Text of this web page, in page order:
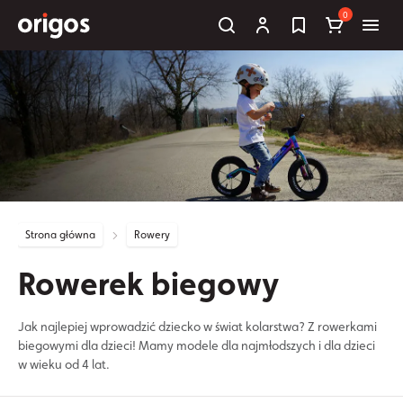
0
Strona główna Rowery
Rowerek biegowy
Jak najlepiej wprowadzić dziecko w świat kolarstwa? Z rowerkami
biegowymi dla dzieci! Mamy modele dla najmłodszych i dla dzieci
w wieku od 4 lat.